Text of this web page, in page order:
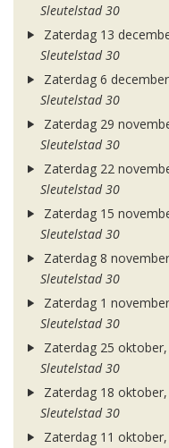
Sleutelstad 30
Zaterdag 13
Sleutelstad 30
Zaterdag 6
Sleutelstad 30
Zaterdag 29
Sleutelstad 30
Zaterdag 22
Sleutelstad 30
Zaterdag 15
Sleutelstad 30
Zaterdag 8
Sleutelstad 30
Zaterdag 1
Sleutelstad 30
Zaterdag 25
Sleutelstad 30
Zaterdag 18
Sleutelstad 30
Zaterdag 11